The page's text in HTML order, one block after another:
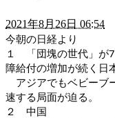
2021年8月26日 06:54
今朝の日経より
１　「団塊の世代」
障給付の増加が続く日
アジアでもベビーブ
速する局面が迫る。
２　中国